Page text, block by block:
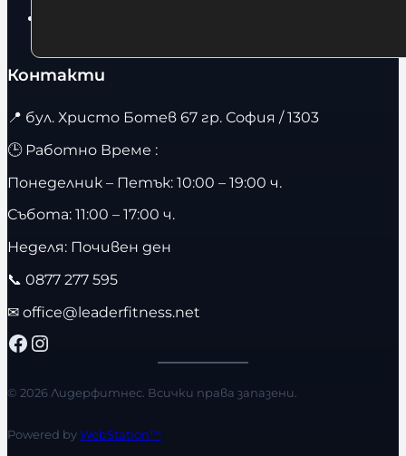
Контакти
📍 бул. Христо Ботев 67 гр. София / 1303
🕒 Работно Време :
Понеделник – Петък: 10:00 – 19:00 ч.
Събота: 11:00 – 17:00 ч.
Неделя: Почивен ден
📞 0877 277 595
✉ office@leaderfitness.net
Facebook Instagram
© 2026 Лидерфитнес. Всички права запазени.
Powered byWebStation™